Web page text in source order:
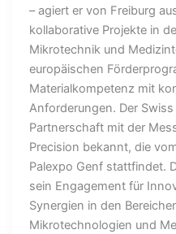
– agiert er von Freiburg
kollaborative Projekte in
Mikrotechnik und
europäischen
Materialkompetenz mit
Anforderungen. Der
Partnerschaft mit der
Precision bekannt, die
Palexpo Genf stattfindet.
sein Engagement für
Synergien in den
Mikrotechnologien und